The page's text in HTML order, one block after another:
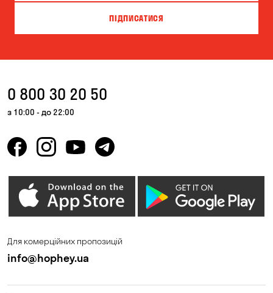
Запоріжжя Кам'янське
Новосілки
Петропавлівська
Борщагівка
Погреби
Пухівка
Самар
ПІДПИСАТИСЯ
0 800 30 20 50
з 10:00 - до 22:00
Для комерційних пропозицій
info@hophey.ua